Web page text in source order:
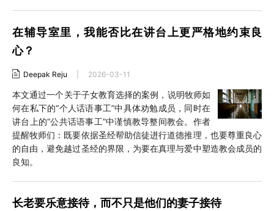
在辅导室里，我能否比在讲台上更严格地约束良
心？
Deepak Reju 2026-03-11
本文通过一个关于子女教育选择的案例，说明牧师如
何在私下的“个人话语事工”中具体劝勉成员，同时在
讲台上的“公共话语事工”中谨慎教导整间教会。作者
提醒牧师们：既要依据圣经帮助信徒进行道德推理，也要尊重良心
的自由，避免越过圣经的界限，为要在真理与爱中塑造教会成员的
良知。
长老要乐意接待，而不只是他们的妻子接待